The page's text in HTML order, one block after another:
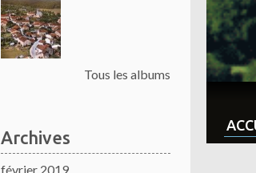
Tous les albums
Archives
février 2019